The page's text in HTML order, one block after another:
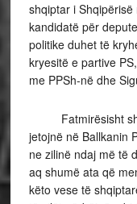
shqiptar i
kandidatë për
politike duhet të
kryesitë e partive
me PPSh-në dhe
Fatmirësisht
jetojnë në Ballkanin
ne zilinë ndaj më të
aq shumë ata që
këto vese të